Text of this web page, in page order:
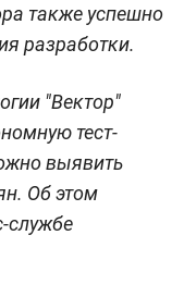
также успешно
разработки.
"Вектор"
тест-
выявить
Об этом
службе